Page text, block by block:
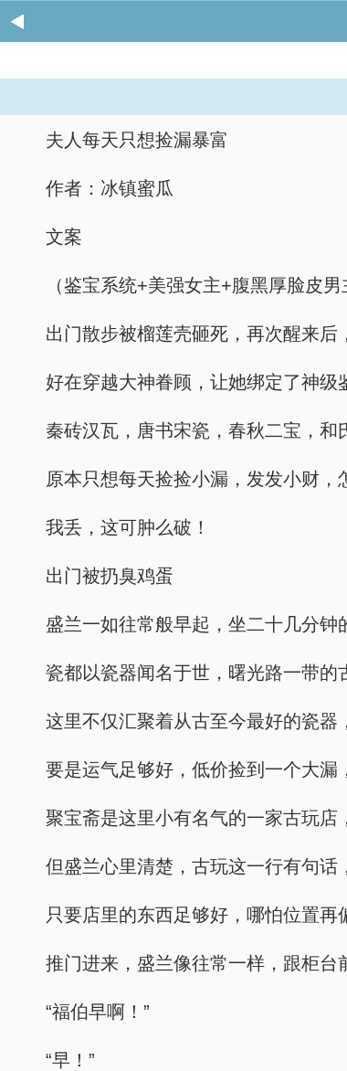
夫人每天只想捡漏暴富
作者：冰镇蜜瓜
文案
（鉴宝系统+美强女主+腹黑厚脸皮男
出门散步被榴莲壳砸死，再次醒来后
好在穿越大神眷顾，让她绑定了神级
秦砖汉瓦，唐书宋瓷，春秋二宝，
原本只想每天捡捡小漏，发发小财
我丢，这可肿么破！
出门被扔臭鸡蛋
盛兰一如往常般早起，坐二十几分钟
瓷都以瓷器闻名于世，曙光路一带
这里不仅汇聚着从古至今最好的瓷器
要是运气足够好，低价捡到一个大漏
聚宝斋是这里小有名气的一家古玩店
但盛兰心里清楚，古玩这一行有句话
只要店里的东西足够好，哪怕位置再
推门进来，盛兰像往常一样，跟柜台
“福伯早啊！”
“早！”